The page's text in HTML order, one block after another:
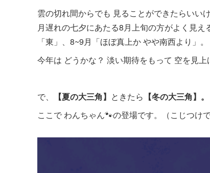
雲の切れ間からでも 見ることができたらいい
月遅れの七夕にあたる8月上旬の方がよく見
「東」、8~9月「ほぼ真上か やや南西より」。
今年は どうかな？ 淡い期待をもって 空を見上
で、 【夏の大三角】 ときたら 【冬の大三角】。
ここで わんちゃん🐾の登場です。（こじつけ